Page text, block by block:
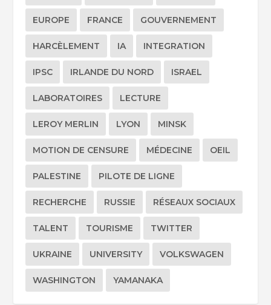
EUROPE FRANCE GOUVERNEMENT
HARCÈLEMENT IA INTEGRATION
IPSC IRLANDE DU NORD ISRAEL
LABORATOIRES LECTURE
LEROY MERLIN LYON MINSK
MOTION DE CENSURE MÉDECINE OEIL
PALESTINE PILOTE DE LIGNE
RECHERCHE RUSSIE RÉSEAUX SOCIAUX
TALENT TOURISME TWITTER
UKRAINE UNIVERSITY VOLKSWAGEN
WASHINGTON YAMANAKA